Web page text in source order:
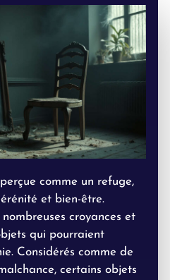
comme un refuge,
et bien-être.
croyances et
qui pourraient
Considérés comme de
certains objets